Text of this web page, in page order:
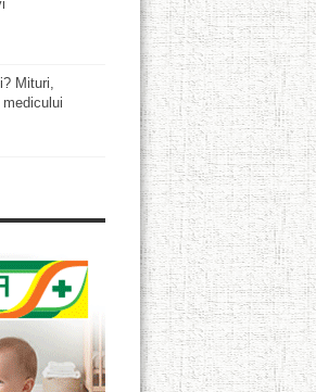
Mituri,